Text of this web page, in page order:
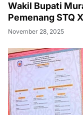
Wakil Bupati
Pemenang STQ
November 28, 2025